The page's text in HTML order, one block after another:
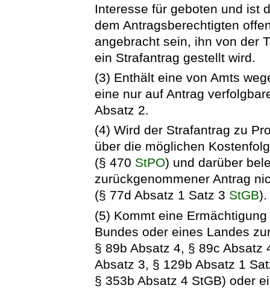
Interesse für geboten und ist
dem Antragsberechtigten
angebracht sein, ihn von der
ein Strafantrag gestellt wird.
(3) Enthält eine von Amts
eine nur auf Antrag
Absatz 2.
(4) Wird der Strafantrag zu
über die möglichen
(§ 470 StPO) und darüber
zurückgenommener Antrag
(§ 77d Absatz 1 Satz 3 StGB).
(5) Kommt eine
Bundes oder eines Landes
§ 89b Absatz 4, § 89c Absatz
Absatz 3, § 129b Absatz 1
§ 353b Absatz 4 StGB) oder